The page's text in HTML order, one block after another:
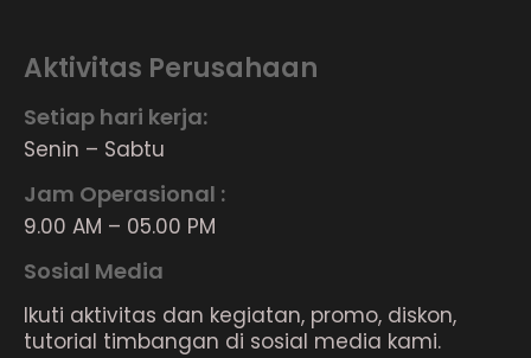
Aktivitas Perusahaan
Setiap hari kerja:
Senin – Sabtu
Jam Operasional :
9.00 AM – 05.00 PM
Sosial Media
Ikuti aktivitas dan kegiatan, promo, diskon,
tutorial timbangan di sosial media kami.